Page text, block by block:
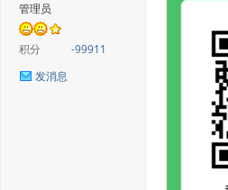
管理员
积分
-99911
发消息